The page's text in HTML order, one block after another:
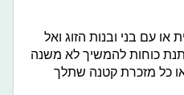
עם בני ובנות הזוג ואל
כוחות להמשיך לא משנה
כל מזכרת קטנה שתלך